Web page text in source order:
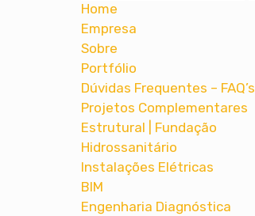
Home
Empresa
Sobre
Portfólio
Dúvidas Frequentes – FAQ’s
Projetos Complementares
Estrutural | Fundação
Hidrossanitário
Instalações Elétricas
BIM
Engenharia Diagnóstica